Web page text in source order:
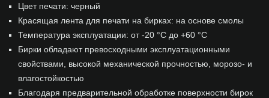
Цвет печати: черный
Красящая лента для печати на бирках: на основе смолы
Температура эксплуатации: от -20 °С до +60 °С
Бирки обладают превосходными эксплуатационными
свойствами, высокой механической прочностью, морозо- и
влагостойкостью
Благодаря предварительной обработке поверхности бирок